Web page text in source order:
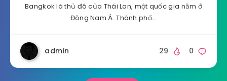
Bangkok là thủ đô của Thái Lan, một quốc gia nằm ở
Đông Nam Á. Thành phố…
admin 0
29